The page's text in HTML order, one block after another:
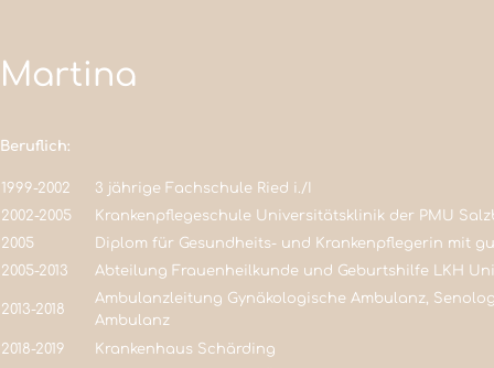
Martina
Beruflich:
1999-2002
3 jährige Fachschule Ried i./I
2002-2005
Krankenpflegeschule Universitätsklinik der PMU
2005
Diplom für Gesundheits- und Krankenpflegerin mit
2005-2013
Abteilung Frauenheilkunde und Geburtshilfe LKH
2013-2018
Ambulanzleitung Gynäkologische Ambulanz,
Ambulanz
2018-2019
Krankenhaus Schärding